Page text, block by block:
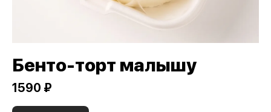
Бенто-торт малышу
1590 ₽